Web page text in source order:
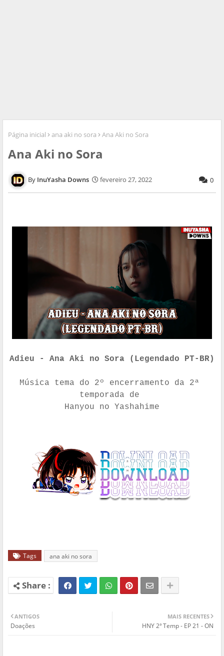
Página inicial ana aki no sora Ana Aki no Sora
Ana Aki no Sora
InuYasha Downs fevereiro 27, 2022 0
Adieu - Ana Aki no Sora (Legendado PT-BR)
Música tema do 2º encerramento da 2ª
temporada de
Hanyou no Yashahime
Tags ana aki no sora
MAIS RECENTES
HNY 2ª Temp - EP 21 - ON
ANTIGOS
Doações